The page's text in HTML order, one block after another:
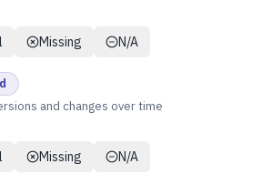
Missing N/A
and changes over time
Missing N/A